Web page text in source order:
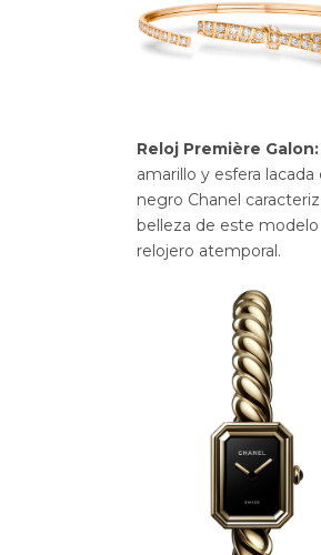
Reloj Première Galon:
amarillo y esfera lacada
negro Chanel
belleza de este modelo
relojero atemporal.